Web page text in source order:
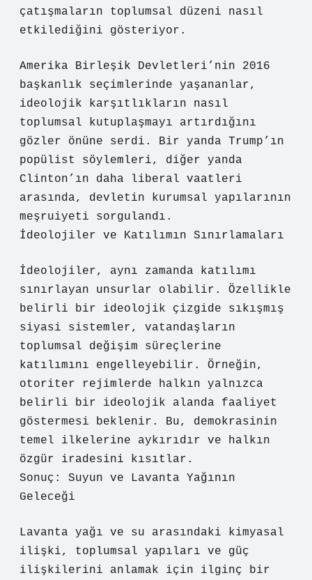
çatışmaların toplumsal düzeni nasıl
etkilediğini gösteriyor.
Amerika Birleşik Devletleri’nin 2016
başkanlık seçimlerinde yaşananlar,
ideolojik karşıtlıkların nasıl
toplumsal kutuplaşmayı artırdığını
gözler önüne serdi. Bir yanda Trump’ın
popülist söylemleri, diğer yanda
Clinton’ın daha liberal vaatleri
arasında, devletin kurumsal yapılarının
meşruiyeti sorgulandı.
İdeolojiler ve Katılımın Sınırlamaları
İdeolojiler, aynı zamanda katılımı
sınırlayan unsurlar olabilir. Özellikle
belirli bir ideolojik çizgide sıkışmış
siyasi sistemler, vatandaşların
toplumsal değişim süreçlerine
katılımını engelleyebilir. Örneğin,
otoriter rejimlerde halkın yalnızca
belirli bir ideolojik alanda faaliyet
göstermesi beklenir. Bu, demokrasinin
temel ilkelerine aykırıdır ve halkın
özgür iradesini kısıtlar.
Sonuç: Suyun ve Lavanta Yağının
Geleceği
Lavanta yağı ve su arasındaki kimyasal
ilişki, toplumsal yapıları ve güç
ilişkilerini anlamak için ilginç bir